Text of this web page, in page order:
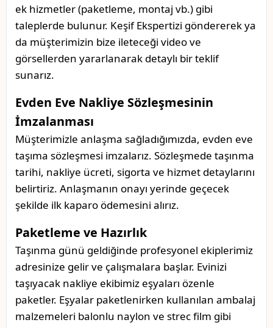
ek hizmetler (paketleme, montaj vb.) gibi
taleplerde bulunur. Keşif Ekspertizi göndererek ya
da müşterimizin bize ileteceği video ve
görsellerden yararlanarak detaylı bir teklif
sunarız.
Evden Eve Nakliye Sözleşmesinin
İmzalanması
Müşterimizle anlaşma sağladığımızda, evden eve
taşıma sözleşmesi imzalarız. Sözleşmede taşınma
tarihi, nakliye ücreti, sigorta ve hizmet detaylarını
belirtiriz. Anlaşmanın onayı yerinde geçecek
şekilde ilk kaparo ödemesini alırız.
Paketleme ve Hazırlık
Taşınma günü geldiğinde profesyonel ekiplerimiz
adresinize gelir ve çalışmalara başlar. Evinizi
taşıyacak nakliye ekibimiz eşyaları özenle
paketler. Eşyalar paketlenirken kullanılan ambalaj
malzemeleri balonlu naylon ve strec film gibi